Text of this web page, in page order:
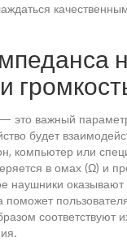
это важный
будет
компьютер или
в омах (Ω) и
наушники оказывают
соответствуют